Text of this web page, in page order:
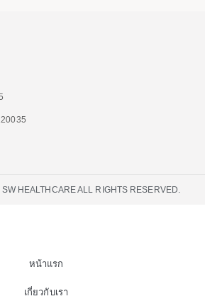
HEALTHCARE ALL RIGHTS RESERVED.
หน้าแรก
เกี่ยวกับเรา